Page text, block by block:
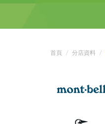
首頁 分店資料